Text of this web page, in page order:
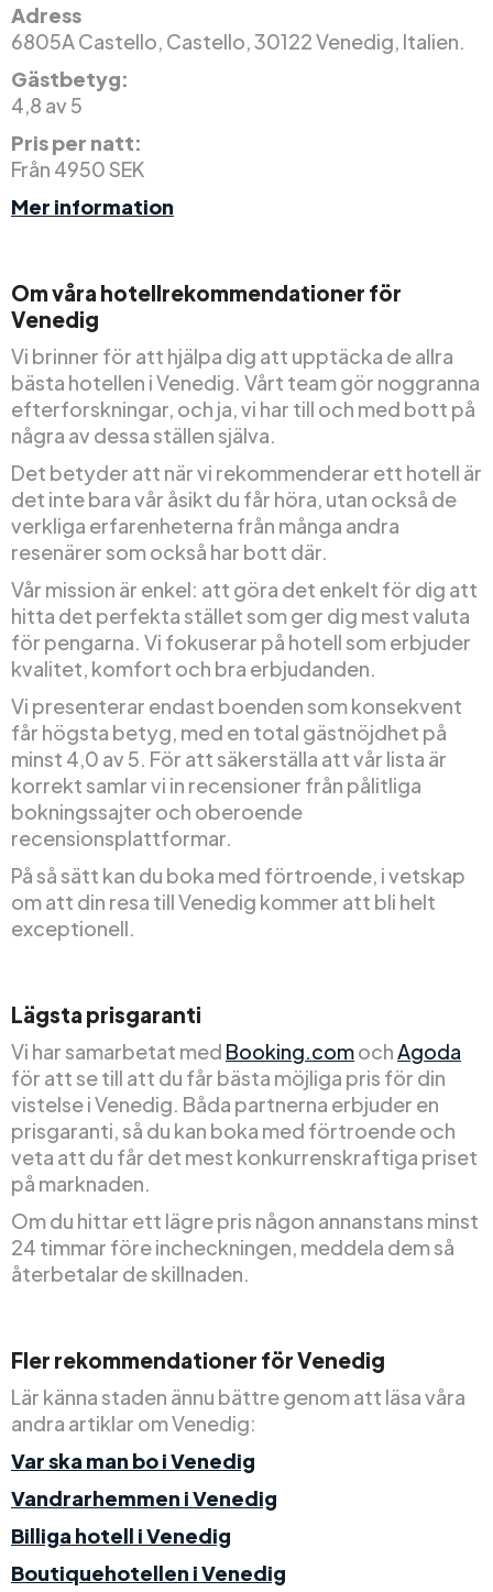
Adress
6805A Castello, Castello, 30122 Venedig, Italien.
Gästbetyg:
4,8 av 5
Pris per natt:
Från 4950 SEK
Mer information
Om våra hotellrekommendationer för
Venedig
Vi brinner för att hjälpa dig att upptäcka de allra
bästa hotellen i Venedig. Vårt team gör noggranna
efterforskningar, och ja, vi har till och med bott på
några av dessa ställen själva.
Det betyder att när vi rekommenderar ett hotell är
det inte bara vår åsikt du får höra, utan också de
verkliga erfarenheterna från många andra
resenärer som också har bott där.
Vår mission är enkel: att göra det enkelt för dig att
hitta det perfekta stället som ger dig mest valuta
för pengarna. Vi fokuserar på hotell som erbjuder
kvalitet, komfort och bra erbjudanden.
Vi presenterar endast boenden som konsekvent
får högsta betyg, med en total gästnöjdhet på
minst 4,0 av 5. För att säkerställa att vår lista är
korrekt samlar vi in recensioner från pålitliga
bokningssajter och oberoende
recensionsplattformar.
På så sätt kan du boka med förtroende, i vetskap
om att din resa till Venedig kommer att bli helt
exceptionell.
Lägsta prisgaranti
Vi har samarbetat med Booking.comoch Agoda
för att se till att du får bästa möjliga pris för din
vistelse i Venedig. Båda partnerna erbjuder en
prisgaranti, så du kan boka med förtroende och
veta att du får det mest konkurrenskraftiga priset
på marknaden.
Om du hittar ett lägre pris någon annanstans minst
24 timmar före incheckningen, meddela dem så
återbetalar de skillnaden.
Fler rekommendationer för Venedig
Lär känna staden ännu bättre genom att läsa våra
andra artiklar om Venedig:
Var ska man bo i Venedig
Vandrarhemmen i Venedig
Billiga hotell i Venedig
Boutiquehotellen i Venedig